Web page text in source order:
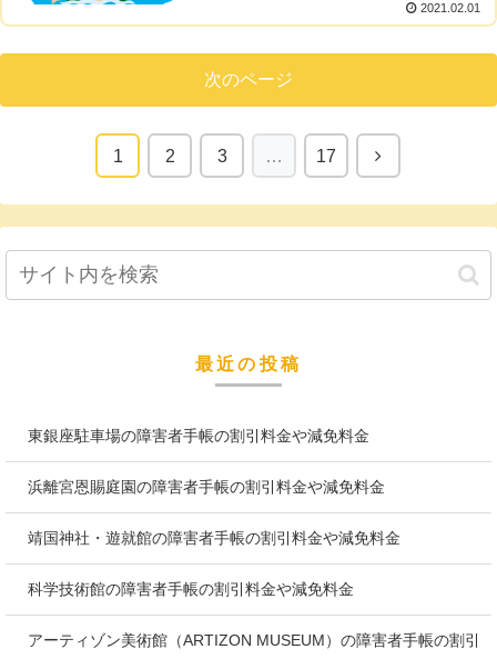
2021.02.01
次のページ
1 2 3 … 17
最近の投稿
東銀座駐車場の障害者手帳の割引料金や減免料金
浜離宮恩賜庭園の障害者手帳の割引料金や減免料金
靖国神社・遊就館の障害者手帳の割引料金や減免料金
科学技術館の障害者手帳の割引料金や減免料金
アーティゾン美術館（ARTIZON MUSEUM）の障害者手帳の割引